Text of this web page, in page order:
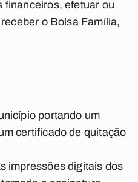
financeiros, efetuar ou
o Bolsa Família,
portando um
certificado de quitação
impressões digitais dos